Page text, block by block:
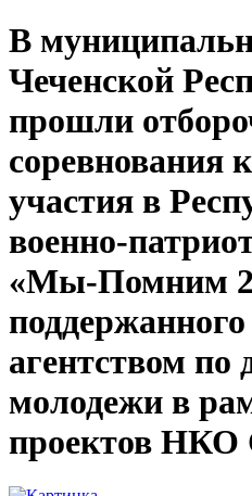
В
Чеченской
прошли
соревнования
участия в
военно-
«Мы-Помним
агентством по
молодежи в
проектов